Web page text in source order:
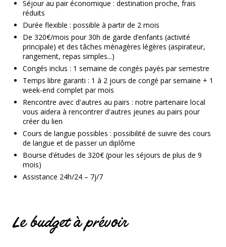
Séjour au pair économique : destination proche, frais
réduits
Durée flexible : possible à partir de 2 mois
De 320€/mois pour 30h de garde d’enfants (activité
principale) et des tâches ménagères légères (aspirateur,
rangement, repas simples...)
Congés inclus : 1 semaine de congés payés par semestre
Temps libre garanti : 1 à 2 jours de congé par semaine + 1
week-end complet par mois
Rencontre avec d'autres au pairs : notre partenaire local
vous aidera à rencontrer d'autres jeunes au pairs pour
créer du lien
Cours de langue possibles : possibilité de suivre des cours
de langue et de passer un diplôme
Bourse d’études de 320€ (pour les séjours de plus de 9
mois)
Assistance 24h/24 – 7j/7
Le budget à prévoir